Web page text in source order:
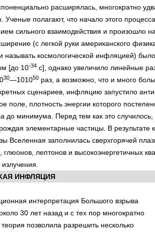
расширялась, многократно
полагают, что начало этого
сильного взаимодействия и произошло
(с легкой руки американского
называть космологической инфляцией)
[до 10-34 с], однако увеличило линейные
30—101050 раз, а возможно, что и много
сценариев, инфляцию запустило
поле, плотность энергии которого
до минимума. Перед тем как это
элементарные частицы. В результате
Вселенная заполнилась сверхгорячей
глюонов, лептонов и высокоэнергетичных
ИНФЛЯЦИЯ
интерпретация Большого взрыва
30 лет назад и с тех пор многократно
позволила разрешить несколько